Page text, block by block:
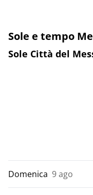
Sole e tempo
Sole Città del
Domenica 9 ago